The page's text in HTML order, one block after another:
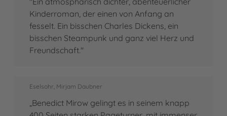
Kinderroman, der einen von Anfang an
fesselt. Ein bisschen Charles Dickens, ein
bisschen Steampunk und ganz viel Herz und
Freundschaft."
Eselsohr, Mirjam Daubner
„Benedict Mirow gelingt es in seinem knapp